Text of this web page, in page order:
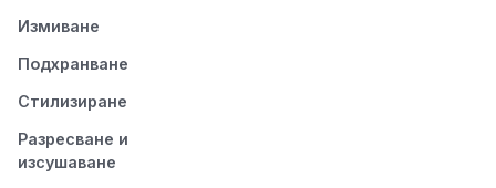
Измиване
Подхранване
Стилизиране
Разресване и
изсушаване